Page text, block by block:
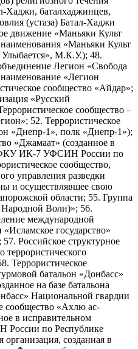
Хаджи, баталхаджинцев,
(устаза) Батал-Хаджи
движение «Маньяки Культ
«Маньяки Культ
М.К.У.); 48.
Легион «Свобода
«Легион
сообщество «Айдар»;
«Русский
сообщество –
52. Террористическое
«Днепр-1», полк «Днепр-1»);
«Джамаат» (созданное в
ФКУ ИК-7 УФСИН России по
сообщество,
управления разведки
и осуществлявшее свою
области; 55. Группа
Воли)»; 56.
международной
государство»
Российское структурное
террористического
Террористическое
батальон «Донбасс»
на базе батальона
Национальной гвардии
сообщество «Ахлю ас-
в исправительном
по Республике
созданная в